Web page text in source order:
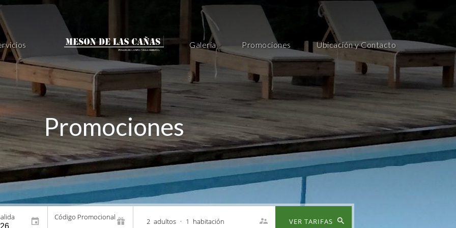
Galería Promociones Ubicación y Contacto
Código Promocional 2 adultos • 1 habitación VER TARIFAS
Promociones